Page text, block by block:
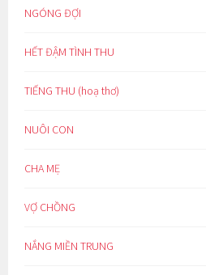
NGÓNG ĐỢI
HẾT ĐẬM TÌNH THU
TIẾNG THU (hoạ thơ)
NUÔI CON
CHA MẸ
VỢ CHỒNG
NẮNG MIỀN TRUNG